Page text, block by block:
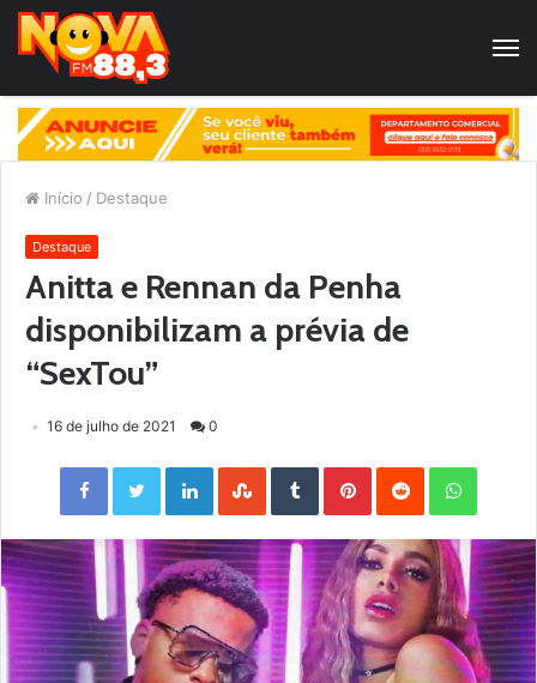
Início / Destaque
Destaque
Anitta e Rennan da Penha
disponibilizam a prévia de
“SexTou”
16 de julho de 2021 0
Facebook Twitter LinkedIn StumbleUpon Tumblr Pinterest Reddit